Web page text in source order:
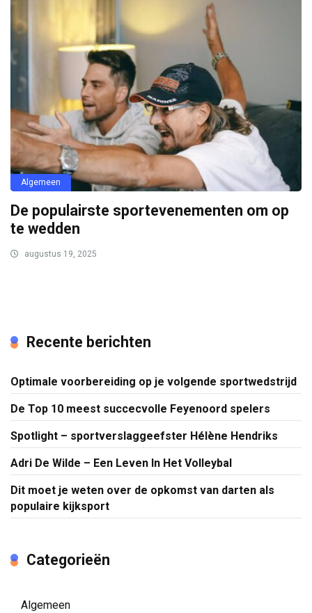
Algemeen
De populairste sportevenementen om op
te wedden
augustus 19, 2025
Recente berichten
Optimale voorbereiding op je volgende sportwedstrijd
De Top 10 meest succecvolle Feyenoord spelers
Spotlight – sportverslaggeefster Hélène Hendriks
Adri De Wilde – Een Leven In Het Volleybal
Dit moet je weten over de opkomst van darten als
populaire kijksport
Categorieën
Algemeen